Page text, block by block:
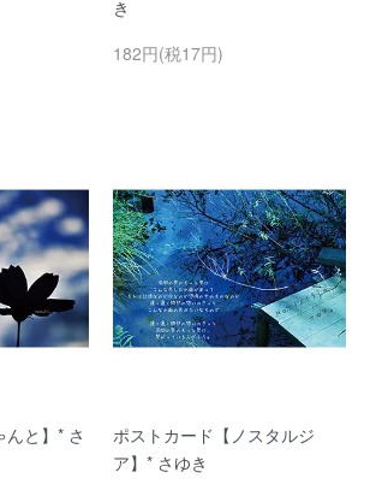
き
182円(税17円)
と】* さ
ポストカード【ノスタルジ
ア】* さゆき